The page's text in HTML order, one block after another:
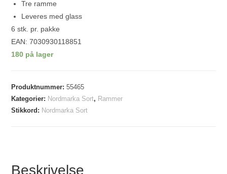
Tre ramme
Leveres med glass
6 stk. pr. pakke
EAN: 7030930118851
180 på lager
Produktnummer:55465
Kategorier: Nordmarka Sort, Rammer
Stikkord: Nordmarka Sort
Beskrivelse